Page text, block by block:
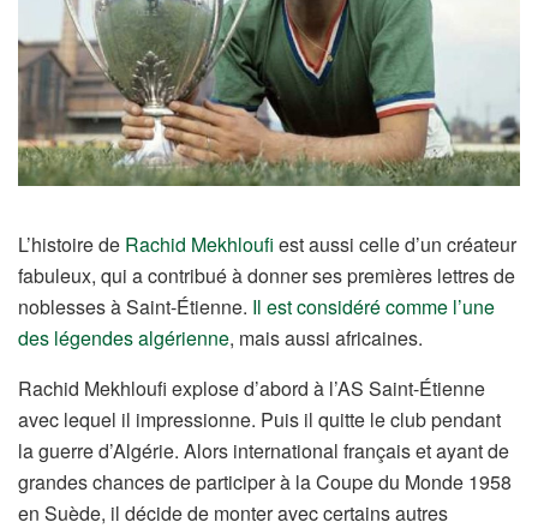
L’histoire de Rachid Mekhloufi est aussi celle d’un créateur
fabuleux, qui a contribué à donner ses premières lettres de
noblesses à Saint-Étienne. Il est considéré comme l’une
des légendes algérienne, mais aussi africaines.
Rachid Mekhloufi explose d’abord à l’AS Saint-Étienne
avec lequel il impressionne. Puis il quitte le club pendant
la guerre d’Algérie. Alors international français et ayant de
grandes chances de participer à la Coupe du Monde 1958
en Suède, il décide de monter avec certains autres